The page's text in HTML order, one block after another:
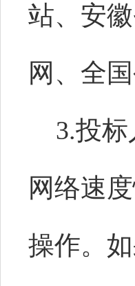
站、安
网、全
3.投标
网络速
操作。